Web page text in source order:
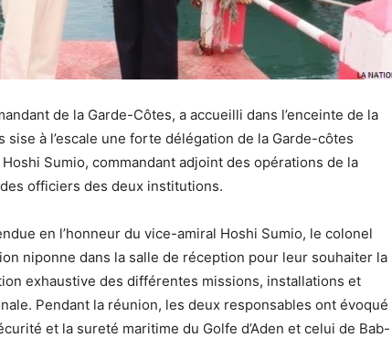
de la Garde-Côtes, a accueilli dans l’enceinte de la
à l’escale une forte délégation de la Garde-côtes
Sumio, commandant adjoint des opérations de la
officiers des deux institutions.
en l’honneur du vice-amiral Hoshi Sumio, le colonel
niponne dans la salle de réception pour leur souhaiter la
exhaustive des différentes missions, installations et
Pendant la réunion, les deux responsables ont évoqué
et la sureté maritime du Golfe d’Aden et celui de Bab-